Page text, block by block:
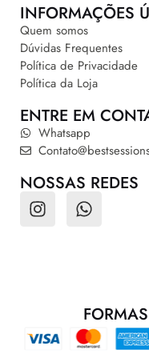
INFORMAÇÕES
Quem somos
Dúvidas Frequentes
Política de Privacidade
Política da Loja
ENTRE EM
Whatsapp
NOSSAS REDES